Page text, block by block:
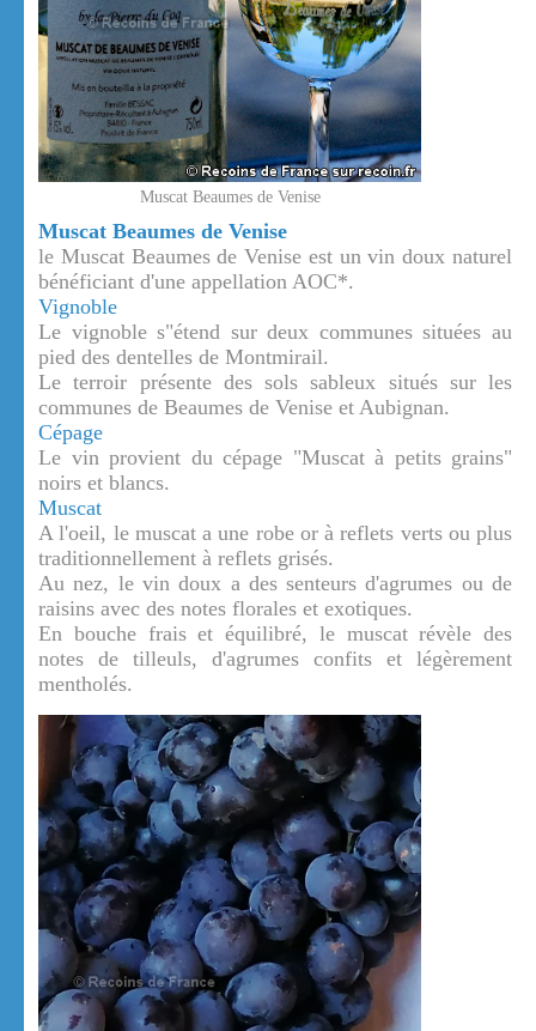
Muscat Beaumes de Venise
Muscat Beaumes de Venise
le Muscat Beaumes de Venise est un vin doux naturel
bénéficiant d'une appellation AOC*.
Vignoble
Le vignoble s"étend sur deux communes situées au
pied des dentelles de Montmirail.
Le terroir présente des sols sableux situés sur les
communes de Beaumes de Venise et Aubignan.
Cépage
Le vin provient du cépage "Muscat à petits grains"
noirs et blancs.
Muscat
A l'oeil, le muscat a une robe or à reflets verts ou plus
traditionnellement à reflets grisés.
Au nez, le vin doux a des senteurs d'agrumes ou de
raisins avec des notes florales et exotiques.
En bouche frais et équilibré, le muscat révèle des
notes de tilleuls, d'agrumes confits et légèrement
mentholés.